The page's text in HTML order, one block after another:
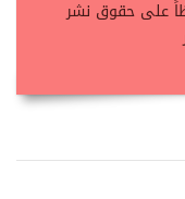
على حقوق نشر